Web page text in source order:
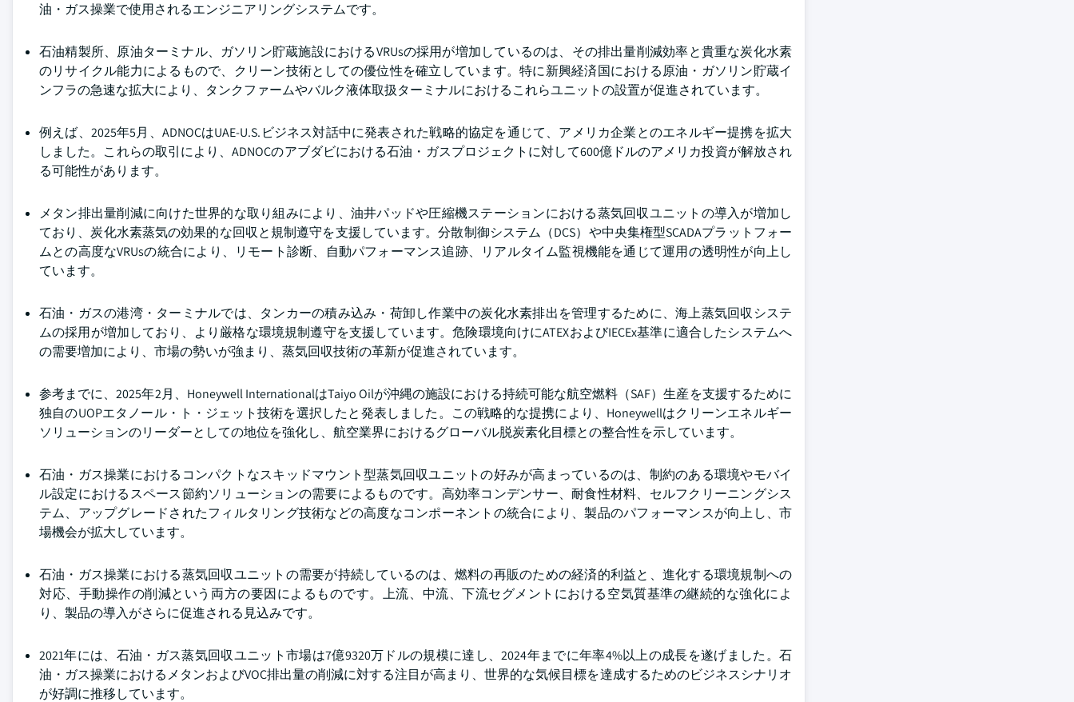
油・ガス操業で使用されるエンジニアリングシステムです。
石油精製所、原油ターミナル、ガソリン貯蔵施設におけるVRUsの採用が増加しているのは、その排出量削減効率と貴重な炭化水素
のリサイクル能力によるもので、クリーン技術としての優位性を確立しています。特に新興経済国における原油・ガソリン貯蔵イ
ンフラの急速な拡大により、タンクファームやバルク液体取扱ターミナルにおけるこれらユニットの設置が促進されています。
例えば、2025年5月、ADNOCはUAE-U.S.ビジネス対話中に発表された戦略的協定を通じて、アメリカ企業とのエネルギー提携を拡大
しました。これらの取引により、ADNOCのアブダビにおける石油・ガスプロジェクトに対して600億ドルのアメリカ投資が解放され
る可能性があります。
メタン排出量削減に向けた世界的な取り組みにより、油井パッドや圧縮機ステーションにおける蒸気回収ユニットの導入が増加し
ており、炭化水素蒸気の効果的な回収と規制遵守を支援しています。分散制御システム（DCS）や中央集権型SCADAプラットフォー
ムとの高度なVRUsの統合により、リモート診断、自動パフォーマンス追跡、リアルタイム監視機能を通じて運用の透明性が向上し
ています。
石油・ガスの港湾・ターミナルでは、タンカーの積み込み・荷卸し作業中の炭化水素排出を管理するために、海上蒸気回収システ
ムの採用が増加しており、より厳格な環境規制遵守を支援しています。危険環境向けにATEXおよびIECEx基準に適合したシステムへ
の需要増加により、市場の勢いが強まり、蒸気回収技術の革新が促進されています。
参考までに、2025年2月、Honeywell InternationalはTaiyo Oilが沖縄の施設における持続可能な航空燃料（SAF）生産を支援するために
独自のUOPエタノール・ト・ジェット技術を選択したと発表しました。この戦略的な提携により、Honeywellはクリーンエネルギー
ソリューションのリーダーとしての地位を強化し、航空業界におけるグローバル脱炭素化目標との整合性を示しています。
石油・ガス操業におけるコンパクトなスキッドマウント型蒸気回収ユニットの好みが高まっているのは、制約のある環境やモバイ
ル設定におけるスペース節約ソリューションの需要によるものです。高効率コンデンサー、耐食性材料、セルフクリーニングシス
テム、アップグレードされたフィルタリング技術などの高度なコンポーネントの統合により、製品のパフォーマンスが向上し、市
場機会が拡大しています。
石油・ガス操業における蒸気回収ユニットの需要が持続しているのは、燃料の再販のための経済的利益と、進化する環境規制への
対応、手動操作の削減という両方の要因によるものです。上流、中流、下流セグメントにおける空気質基準の継続的な強化によ
り、製品の導入がさらに促進される見込みです。
2021年には、石油・ガス蒸気回収ユニット市場は7億9320万ドルの規模に達し、2024年までに年率4%以上の成長を遂げました。石
油・ガス操業におけるメタンおよびVOC排出量の削減に対する注目が高まり、世界的な気候目標を達成するためのビジネスシナリオ
が好調に推移しています。